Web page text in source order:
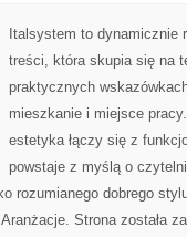
Italsystem to dynamicznie
treści, która skupia się na
praktycznych
mieszkanie i miejsce
estetyka łączy się z
powstaje z myślą o
rozumianego dobrego
Strona została